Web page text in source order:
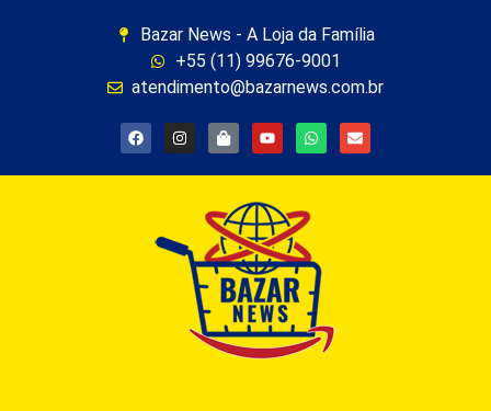
Bazar News - A Loja da Família
+55 (11) 99676-9001
atendimento@bazarnews.com.br